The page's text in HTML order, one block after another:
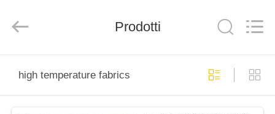
PRODOTTI
Composite
Industrial
Rights
Prodotti
high temperature fabrics